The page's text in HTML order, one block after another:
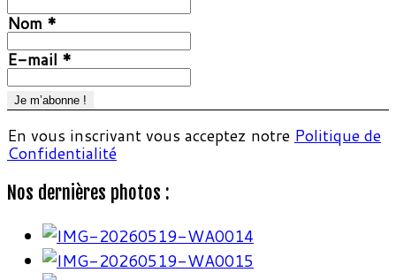
Nom *
E-mail *
En vous inscrivant vous acceptez notre Politique de
Confidentialité
Nos dernières photos :